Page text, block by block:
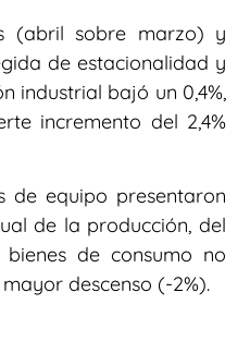
(abril sobre marzo) y
de estacionalidad y
industrial bajó un 0,4%,
incremento del 2,4%
de equipo presentaron
de la producción, del
de consumo no
descenso (-2%).